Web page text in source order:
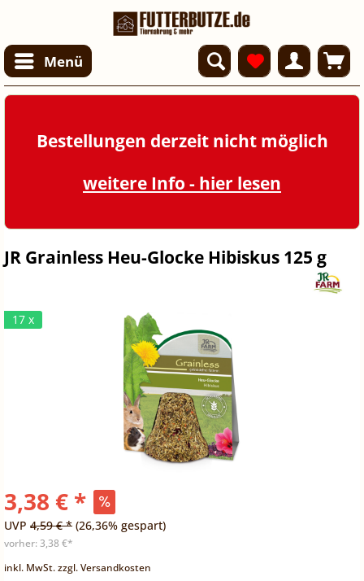
Menü
Bestellungen derzeit nicht möglich
weitere Info - hier lesen
JR Grainless Heu-Glocke Hibiskus 125 g
17 x
3,38 € *
UVP 4,59 € * (26,36% gespart)
vorher: 3,38 €*
inkl. MwSt.zzgl. Versandkosten